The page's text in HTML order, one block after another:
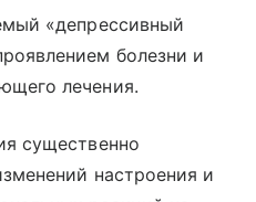
«депрессивный
болезни и
лечения.
существенно
настроения и